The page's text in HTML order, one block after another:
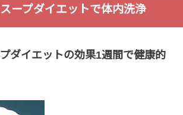
ープダイエットで体内洗浄
ダイエットの効果1週間で健康的